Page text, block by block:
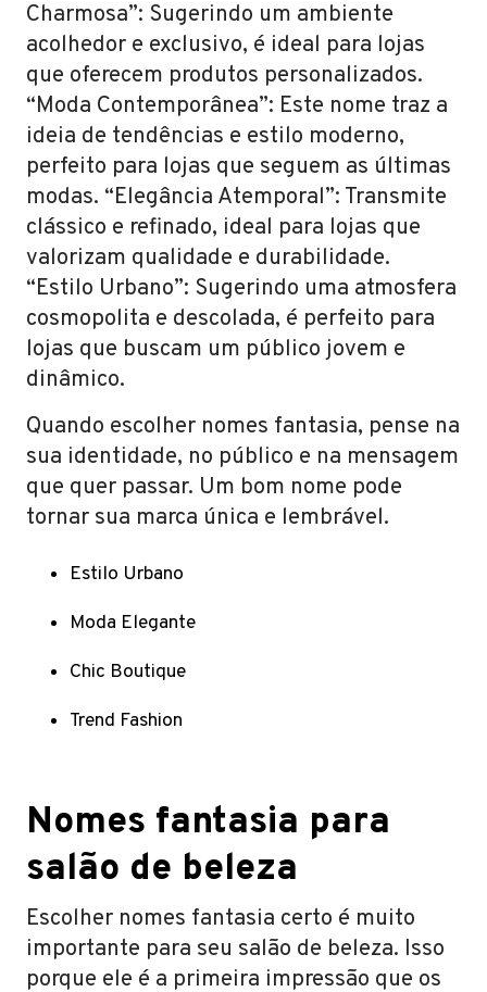
Charmosa”: Sugerindo um ambiente
acolhedor e exclusivo, é ideal para lojas
que oferecem produtos personalizados.
“Moda Contemporânea”: Este nome traz a
ideia de tendências e estilo moderno,
perfeito para lojas que seguem as últimas
modas. “Elegância Atemporal”: Transmite
clássico e refinado, ideal para lojas que
valorizam qualidade e durabilidade.
“Estilo Urbano”: Sugerindo uma atmosfera
cosmopolita e descolada, é perfeito para
lojas que buscam um público jovem e
dinâmico.
Quando escolher nomes fantasia, pense na
sua identidade, no público e na mensagem
que quer passar. Um bom nome pode
tornar sua marca única e lembrável.
Estilo Urbano
Moda Elegante
Chic Boutique
Trend Fashion
Nomes fantasia para
salão de beleza
Escolher nomes fantasia certo é muito
importante para seu salão de beleza. Isso
porque ele é a primeira impressão que os